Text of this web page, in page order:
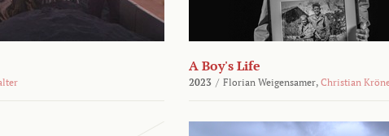
A Boy's Life
2023 / Florian Weigensamer, Christian